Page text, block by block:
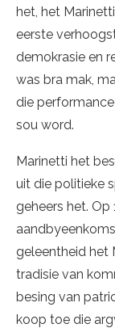
het, het
eerste
demokrasie en
was bra mak,
die
sou word.
Marinetti het
uit die politieke
geheers het. Op
geleentheid het
tradisie van
besing van
koop toe die